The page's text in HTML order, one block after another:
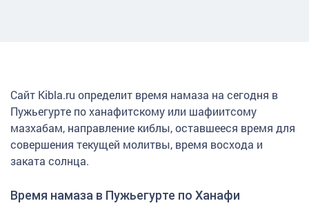
Сайт Kibla.ru определит время намаза на сегодня в
Пужьегурте по ханафитскому или шафиитсому
мазхабам, направление киблы, оставшееся время для
совершения текущей молитвы, время восхода и
заката солнца.
Время намаза в Пужьегурте по Ханафи